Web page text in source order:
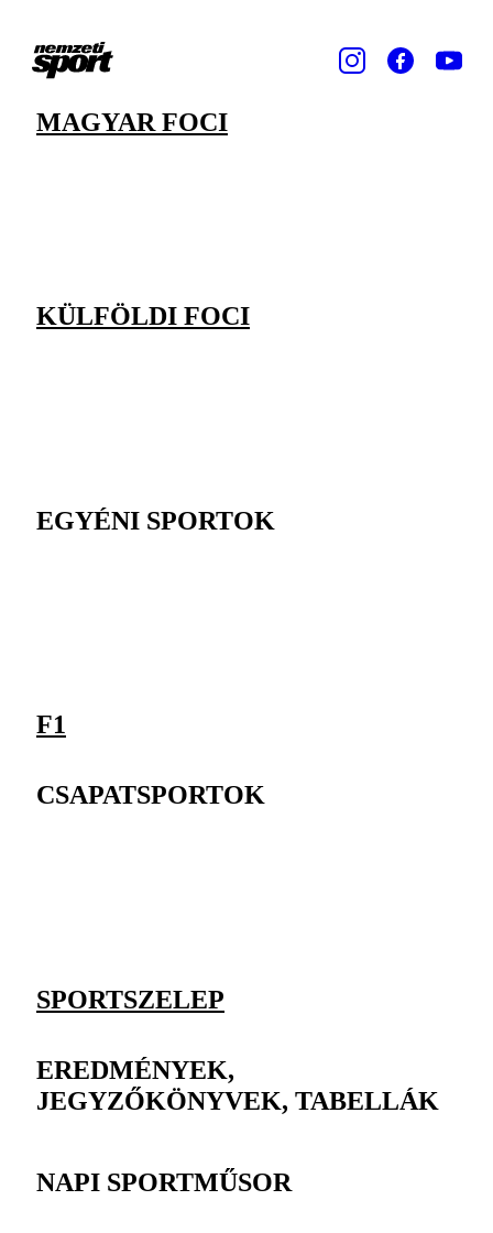
MAGYAR FOCI
KÜLFÖLDI FOCI
EGYÉNI SPORTOK
F1
CSAPATSPORTOK
SPORTSZELEP
EREDMÉNYEK,
JEGYZŐKÖNYVEK, TABELLÁK
NAPI SPORTMŰSOR